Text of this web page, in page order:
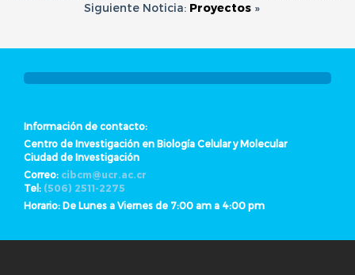
Siguiente Noticia: Proyectos»
Información de contacto:
Centro de Investigación en Biología Celular y Molecular
Ciudad de Investigación
Correo: cibcm@ucr.ac.cr
Tel: (506) 2511-2275
Horario: De Lunes a Viernes de 7:00 am a 4:00 pm